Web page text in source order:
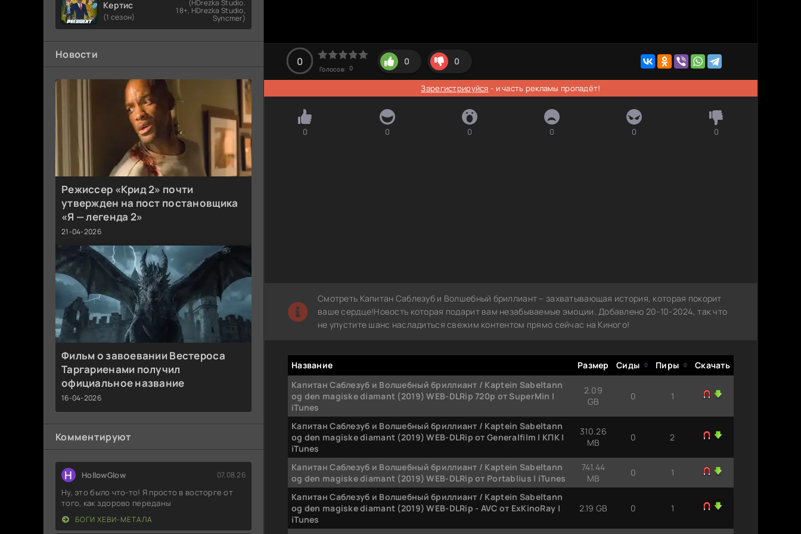
Кертис
(1 сезон)
(HDrezka Studio.
18+, HDrezka Studio,
Syncmer)
Новости
Режиссер «Крид 2» почти
утвержден на пост постановщика
«Я — легенда 2»
21-04-2026
Фильм о завоевании Вестероса
Таргариенами получил
официальное название
16-04-2026
Комментируют
H HollowGlow 07.08.26
Ну, это было что-то! Я просто в восторге от
того, как здорово переданы
БОГИ ХЕВИ-МЕТАЛА
0
Голосов: 0
0 0
Зарегистрируйся - и часть рекламы пропадёт!
0 0 0 0 0 0
Смотреть Капитан Саблезуб и Волшебный бриллиант – захватывающая история, которая покорит
ваше сердце!Новость которая подарит вам незабываемые эмоции. Добавлено 20-10-2024, так что
не упустите шанс насладиться свежим контентом прямо сейчас на Киного!
Название Размер Сиды Пиры
Скачать
Капитан Саблезуб и Волшебный бриллиант / Kaptein Sabeltann
og den magiske diamant (2019) WEB-DLRip 720p от SuperMin |
iTunes
2.09
GB
0 1
Капитан Саблезуб и Волшебный бриллиант / Kaptein Sabeltann
og den magiske diamant (2019) WEB-DLRip от Generalfilm | КПК |
iTunes
310.26
MB
0 2
Капитан Саблезуб и Волшебный бриллиант / Kaptein Sabeltann
og den magiske diamant (2019) WEB-DLRip от Portablius | iTunes
741.44
MB
0 1
Капитан Саблезуб и Волшебный бриллиант / Kaptein Sabeltann
og den magiske diamant (2019) WEB-DLRip - AVC от ExKinoRay |
iTunes
2.19 GB 0 1